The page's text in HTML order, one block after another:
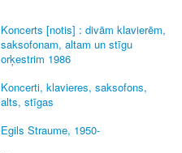
Koncerts [notis] : divām klavierēm,
saksofonam, altam un stīgu
orķestrim 1986
Koncerti, klavieres, saksofons,
alts, stīgas
Egils Straume, 1950-